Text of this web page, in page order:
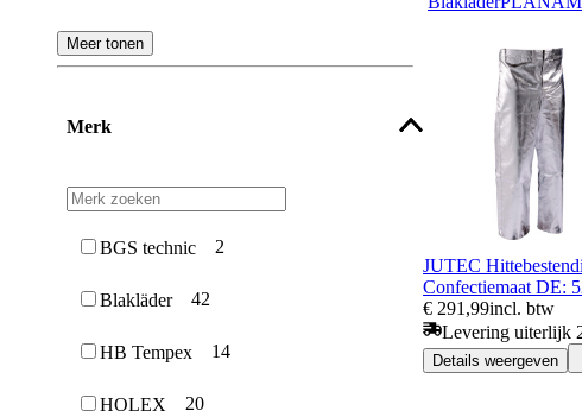
Regenbroek
Meer tonen
Merk
BGS technic 2
Blakläder 42
HB Tempex 14
HOLEX 20
JUTEC
Confectiemaat DE:
€ 291,99incl. btw
Levering uiterlijk
Details weergeven